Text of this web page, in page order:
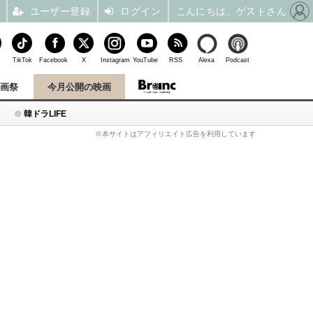
韓ドラLIFE
祭 今月公開の映画
※本サイトはアフィリエイト広告を利用しています
TikTok Facebook X Instagram YouTube RSS Alexa Podcast
ユーザー登録 ログイン こんにちは、ゲストさん